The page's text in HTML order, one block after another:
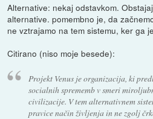
Alternative: nekaj odstavkom.
alternative. pomembno je, da
ne vztrajamo na tem sistemu, ker ga
Citirano (niso moje besede):
Projekt Venus je organizacija, ki
socialnih sprememb v smeri
civilizacije. V tem alternativnem
pravice način življenja in ne zgolj